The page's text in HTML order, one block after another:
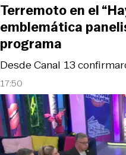
17:50
Desde Canal 13
Terremoto en el
emblemática
programa